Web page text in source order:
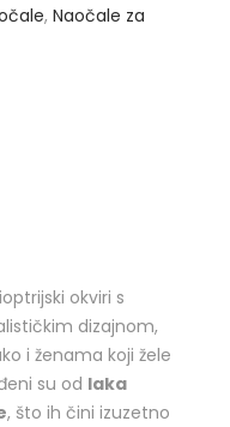
, Naočale za
okviri s
dizajnom,
i ženama koji žele
su od laka
, što ih čini izuzetno